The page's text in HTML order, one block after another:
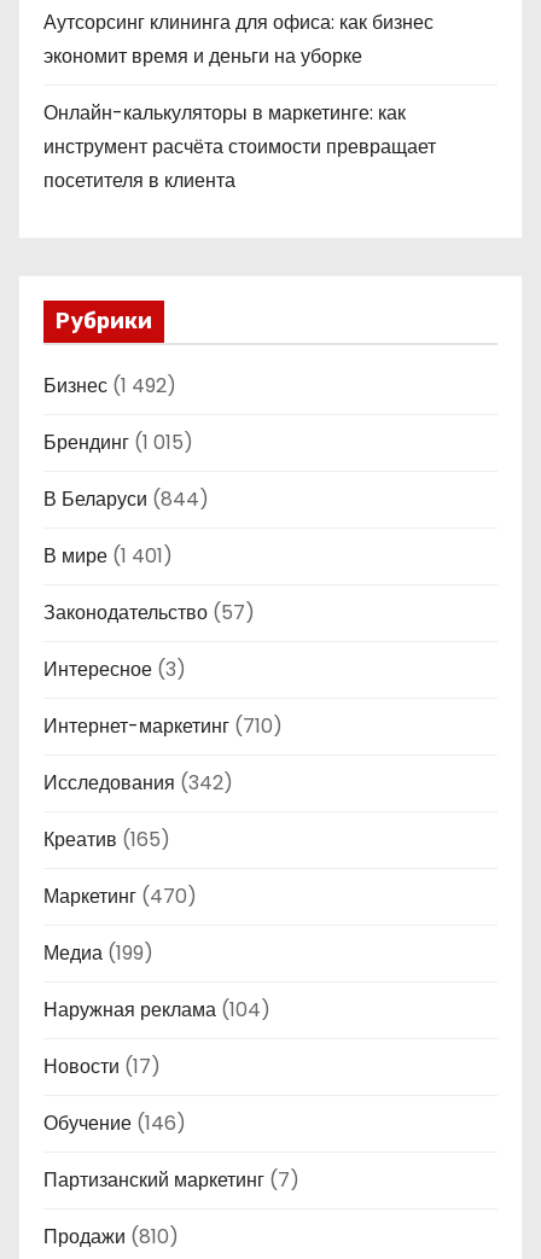
Аутсорсинг клининга для офиса: как бизнес
экономит время и деньги на уборке
Онлайн-калькуляторы в маркетинге: как
инструмент расчёта стоимости превращает
посетителя в клиента
Рубрики
Бизнес (1 492)
Брендинг (1 015)
В Беларуси (844)
В мире (1 401)
Законодательство (57)
Интересное (3)
Интернет-маркетинг (710)
Исследования (342)
Креатив (165)
Маркетинг (470)
Медиа (199)
Наружная реклама (104)
Новости (17)
Обучение (146)
Партизанский маркетинг (7)
Продажи (810)